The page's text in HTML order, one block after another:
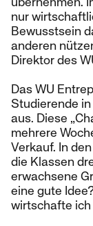
nur
Bewusstsein
anderen
Direktor des
Das WU
Studierende
aus. Diese
mehrere
Verkauf. In
die Klassen
erwachsene
eine gute
wirtschafte